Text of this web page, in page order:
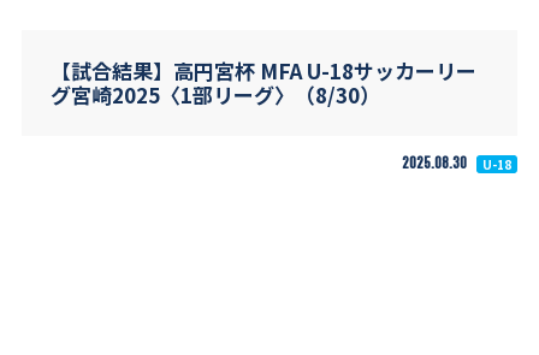
【試合結果】高円宮杯 MFA U-18サッカーリー
グ宮崎2025〈1部リーグ〉（8/30）
2025.08.30 U-18